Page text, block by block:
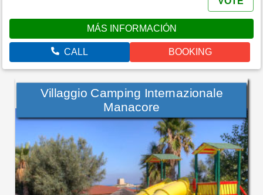
MÁS INFORMACIÓN
CALL BOOKING
Villaggio Camping Internazionale
Manacore